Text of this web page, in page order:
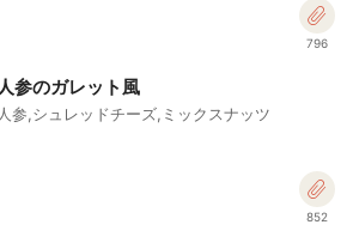
796
人参のガレット風
人参,シュレッドチーズ,ミックスナッツ
852